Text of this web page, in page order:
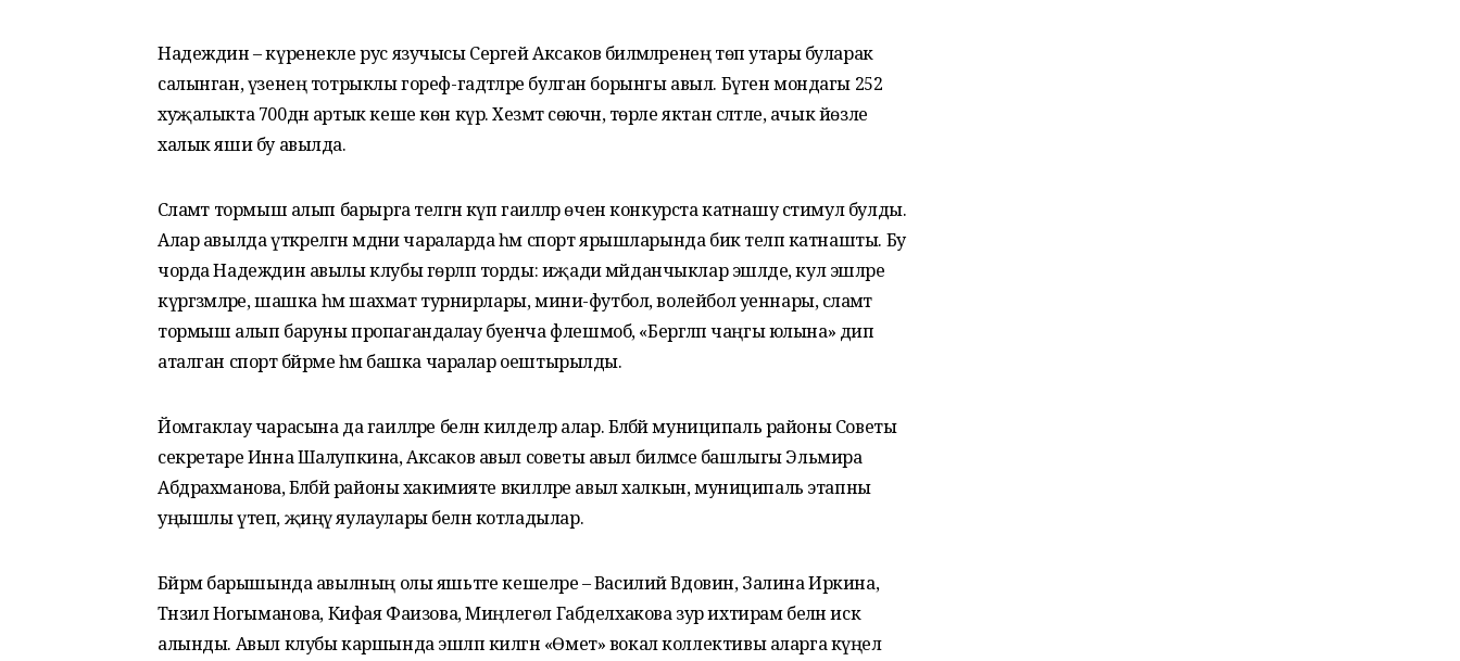
Надеждин – күренекле рус язучысы Сергей Аксаков биләмәләренең төп утары буларак
салынган, үзенең тотрыклы гореф-гадәтләре булган борынгы авыл. Бүген мондагы 252
хуҗалыкта 700дән артык кеше көн күрә. Хезмәт сөючән, төрле яктан сәләтле, ачык йөзле
халык яши бу авылда.
Сәламәт тормыш алып барырга теләгән күп гаиләләр өчен конкурста катнашу стимул булды.
Алар авылда үткәрелгән мәдәни чараларда һәм спорт ярышларында бик теләп катнашты. Бу
чорда Надеждин авылы клубы гөрләп торды: иҗади мәйданчыклар эшләде, кул эшләре
күргәзмәләре, шашка һәм шахмат турнирлары, мини-футбол, волейбол уеннары, сәламәт
тормыш алып баруны пропагандалау буенча флешмоб, «Бергәләп чаңгы юлына» дип
аталган спорт бәйрәме һәм башка чаралар оештырылды.
Йомгаклау чарасына да гаиләләре белән килделәр алар. Бәләбәй муниципаль районы Советы
секретаре Инна Шалупкина, Аксаков авыл советы авыл биләмәсе башлыгы Эльмира
Абдрахманова, Бәләбәй районы хакимияте вәкилләре авыл халкын, муниципаль этапны
уңышлы үтеп, җиңү яулаулары белән котладылар.
Бәйрәм барышында авылның олы яшьтәге кешеләре – Василий Вдовин, Залина Иркина,
Тәнзилә Ногыманова, Кифая Фаизова, Миңлегөл Габделхакова зур ихтирам белән искә
алынды. Авыл клубы каршында эшләп килгән «Өмет» вокал коллективы аларга күңел